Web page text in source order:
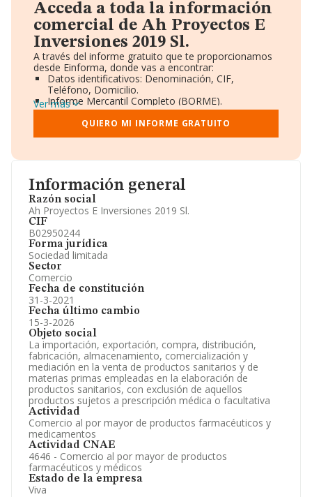
Información general
Razón social
Ah Proyectos E Inversiones 2019 Sl.
CIF
B02950244
Forma jurídica
Sociedad limitada
Sector
Comercio
Fecha de constitución
31-3-2021
Fecha último cambio
15-3-2026
Objeto social
La importación, exportación, compra, distribución,
fabricación, almacenamiento, comercialización y
mediación en la venta de productos sanitarios y de
materias primas empleadas en la elaboración de
productos sanitarios, con exclusión de aquellos
productos sujetos a prescripción médica o facultativa
Actividad
Comercio al por mayor de productos farmacéuticos y
medicamentos
Actividad CNAE
4646 - Comercio al por mayor de productos
farmacéuticos y médicos
Estado de la empresa
Viva
Acceda a toda la información
comercial de Ah Proyectos E
Inversiones 2019 Sl.
A través del informe gratuito que te proporcionamos
desde Einforma, donde vas a encontrar:
Datos identificativos: Denominación, CIF,
Teléfono, Domicilio.
Informe Mercantil Completo (BORME).
Gráficos de Evolución Ventas y Empleados.
Consejo de Administración y Administradores.
Directivos y Ejecutivos.
Información oficial y registral complementaria.
Ver más
QUIERO MI INFORME GRATUITO